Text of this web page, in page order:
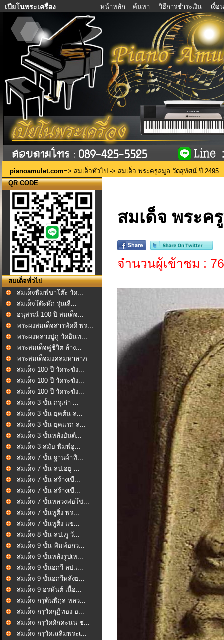
เปียโนพระเครื่อง หน้าหลัก ค้นหา วิธีการชำระเงิน เงื่
pianoamulet.com=> สมเด็จทั่วไป -> สมเด็จ พระครูลมูล วัดสุทัศน์ ปี 2495
QR CODE
สมเด็จทั่วไป
สมเด็จพิมพ์ขาโต๊ะ วัด...
สมเด็จโต๊ะหัก รุ่นเลื...
อนุสรณ์ 100 ปี สมเด็จ...
พระผงสมเด็จสารพัดดี พร...
พระผงหลวงปู่ภู วัดอินท...
พระสมเด็จคู่ชีวิต ล้าง...
พระสมเด็จมงคลมหาลาภ
หล... สมเด็จ 100 ปี วัดระฆัง...
สมเด็จ 100 ปี วัดระฆัง...
สมเด็จ 100 ปี วัดระฆัง...
สมเด็จ 3 ชั้น กรุเก่า ...
สมเด็จ 3 ชั้น ยุคต้น ล...
สมเด็จ 3 ชั้น ยุคแรก ล...
สมเด็จ 3 ชั้นหลังยันต์...
สมเด็จ 3 สมัย พิมพ์อู่...
สมเด็จ 7 ชั้น ฐานผ้าทิ...
สมเด็จ 7 ชั้น ลป.อยู่ ...
สมเด็จ 7 ชั้น สร้างเขื...
สมเด็จ 7 ชั้น สร้างเขื...
สมเด็จ 7 ชั้นหลวงพ่อโช...
สมเด็จ 7 ชั้นหูติ่ง พร...
สมเด็จ 7 ชั้นหูติ่ง แข...
สมเด็จ 8 ชั้น ลป.ภู วั...
สมเด็จ 9 ชั้น พิมพ์อกว...
สมเด็จ 9 ชั้นหลังรูปเห...
สมเด็จ 9 ชั้นอกวี ลป.เ...
สมเด็จ 9 ชั้นอกวีหลังย...
สมเด็จ 9 อรหันต์ เนื้อ...
สมเด็จ กรุต้นพิกุล หลว...
สมเด็จ กรุวัดกุฎีทอง อ...
สมเด็จ กรุวัดดักคะนน ช...
สมเด็จ กรุวัดเฉลิมพระเ...
สมเด็จ พระค
จำนวนผู้เข้าชม :